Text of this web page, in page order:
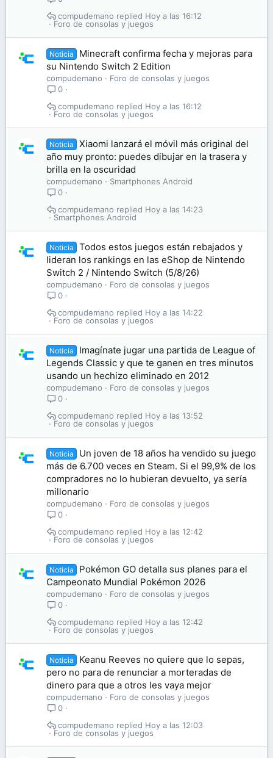
Foro de consolas y juegos
Hoy a las 16:12
compudemano
Noticia
Minecraft confirma fecha y mejoras para
su Nintendo Switch 2 Edition
compudemano
Foro de consolas y juegos
0
Foro de consolas y juegos
Hoy a las 16:12
compudemano
Noticia
Xiaomi lanzará el móvil más original del
año muy pronto: puedes dibujar en la trasera y
brilla en la oscuridad
compudemano
Smartphones Android
0
Smartphones Android
Hoy a las 14:23
compudemano
Noticia
Todos estos juegos están rebajados y
lideran los rankings en las eShop de Nintendo
Switch 2 / Nintendo Switch (5/8/26)
compudemano
Foro de consolas y juegos
0
Foro de consolas y juegos
Hoy a las 14:22
compudemano
Noticia
Imagínate jugar una partida de League of
Legends Classic y que te ganen en tres minutos
usando un hechizo eliminado en 2012
compudemano
Foro de consolas y juegos
0
Foro de consolas y juegos
Hoy a las 13:52
compudemano
Noticia
Un joven de 18 años ha vendido su juego
más de 6.700 veces en Steam. Si el 99,9% de los
compradores no lo hubieran devuelto, ya sería
millonario
compudemano
Foro de consolas y juegos
0
Foro de consolas y juegos
Hoy a las 12:42
compudemano
Noticia
Pokémon GO detalla sus planes para el
Campeonato Mundial Pokémon 2026
compudemano
Foro de consolas y juegos
0
Foro de consolas y juegos
Hoy a las 12:42
compudemano
Noticia
Keanu Reeves no quiere que lo sepas,
pero no para de renunciar a morteradas de
dinero para que a otros les vaya mejor
compudemano
Foro de consolas y juegos
0
Foro de consolas y juegos
Hoy a las 12:03
compudemano